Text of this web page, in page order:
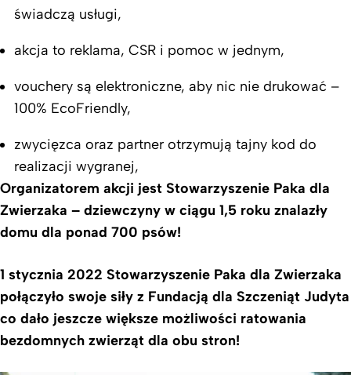
świadczą usługi,
akcja to reklama, CSR i pomoc w jednym,
vouchery są elektroniczne, aby nic nie drukować –
100% EcoFriendly,
zwycięzca oraz partner otrzymują tajny kod do
realizacji wygranej,
Organizatorem akcji jest Stowarzyszenie Paka dla
Zwierzaka – dziewczyny w ciągu 1,5 roku znalazły
domu dla ponad 700 psów!
1 stycznia 2022 Stowarzyszenie Paka dla Zwierzaka
połączyło swoje siły z Fundacją dla Szczeniąt Judyta
co dało jeszcze większe możliwości ratowania
bezdomnych zwierząt dla obu stron!